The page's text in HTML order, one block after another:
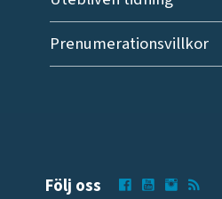
Prenumerationsvillkor
Följ oss